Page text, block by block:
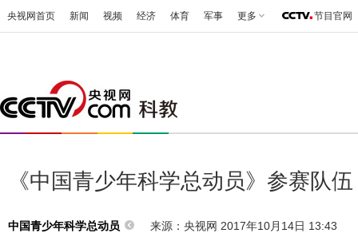
央视网首页 新闻 视频 经济 体育 军事 更多 节目官网
《中国青少年科学总动员》参赛队伍
中国青少年科学总动员
来源：央视网 2017年10月14日 13:43